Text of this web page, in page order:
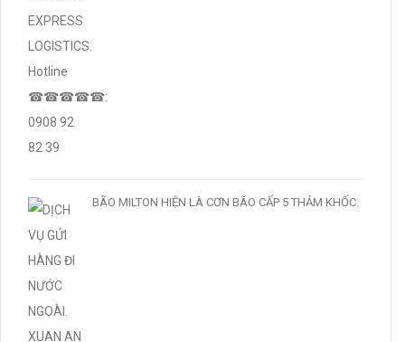
BÃO MILTON HIỆN LÀ CƠN BÃO CẤP 5 THẢM KHỐC.